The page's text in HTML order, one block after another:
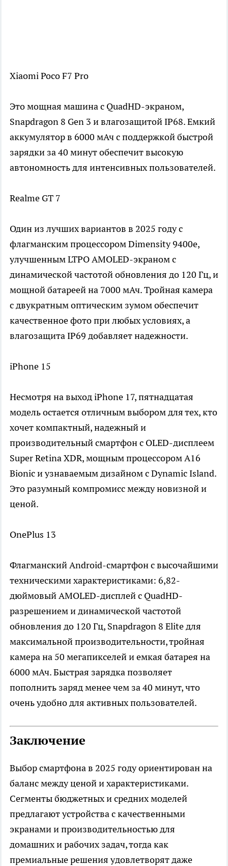
Xiaomi Poco F7 Pro
Это мощная машина с QuadHD-экраном,
Snapdragon 8 Gen 3 и влагозащитой IP68. Емкий
аккумулятор в 6000 мАч с поддержкой быстрой
зарядки за 40 минут обеспечит высокую
автономность для интенсивных пользователей.
Realme GT 7
Один из лучших вариантов в 2025 году с
флагманским процессором Dimensity 9400e,
улучшенным LTPO AMOLED-экраном с
динамической частотой обновления до 120 Гц, и
мощной батареей на 7000 мАч. Тройная камера
с двукратным оптическим зумом обеспечит
качественное фото при любых условиях, а
влагозащита IP69 добавляет надежности.
iPhone 15
Несмотря на выход iPhone 17, пятнадцатая
модель остается отличным выбором для тех, кто
хочет компактный, надежный и
производительный смартфон с OLED-дисплеем
Super Retina XDR, мощным процессором A16
Bionic и узнаваемым дизайном с Dynamic Island.
Это разумный компромисс между новизной и
ценой.
OnePlus 13
Флагманский Android-смартфон с высочайшими
техническими характеристиками: 6,82-
дюймовый AMOLED-дисплей с QuadHD-
разрешением и динамической частотой
обновления до 120 Гц, Snapdragon 8 Elite для
максимальной производительности, тройная
камера на 50 мегапикселей и емкая батарея на
6000 мАч. Быстрая зарядка позволяет
пополнить заряд менее чем за 40 минут, что
очень удобно для активных пользователей.
Заключение
Выбор смартфона в 2025 году ориентирован на
баланс между ценой и характеристиками.
Сегменты бюджетных и средних моделей
предлагают устройства с качественными
экранами и производительностью для
домашних и рабочих задач, тогда как
премиальные решения удовлетворят даже